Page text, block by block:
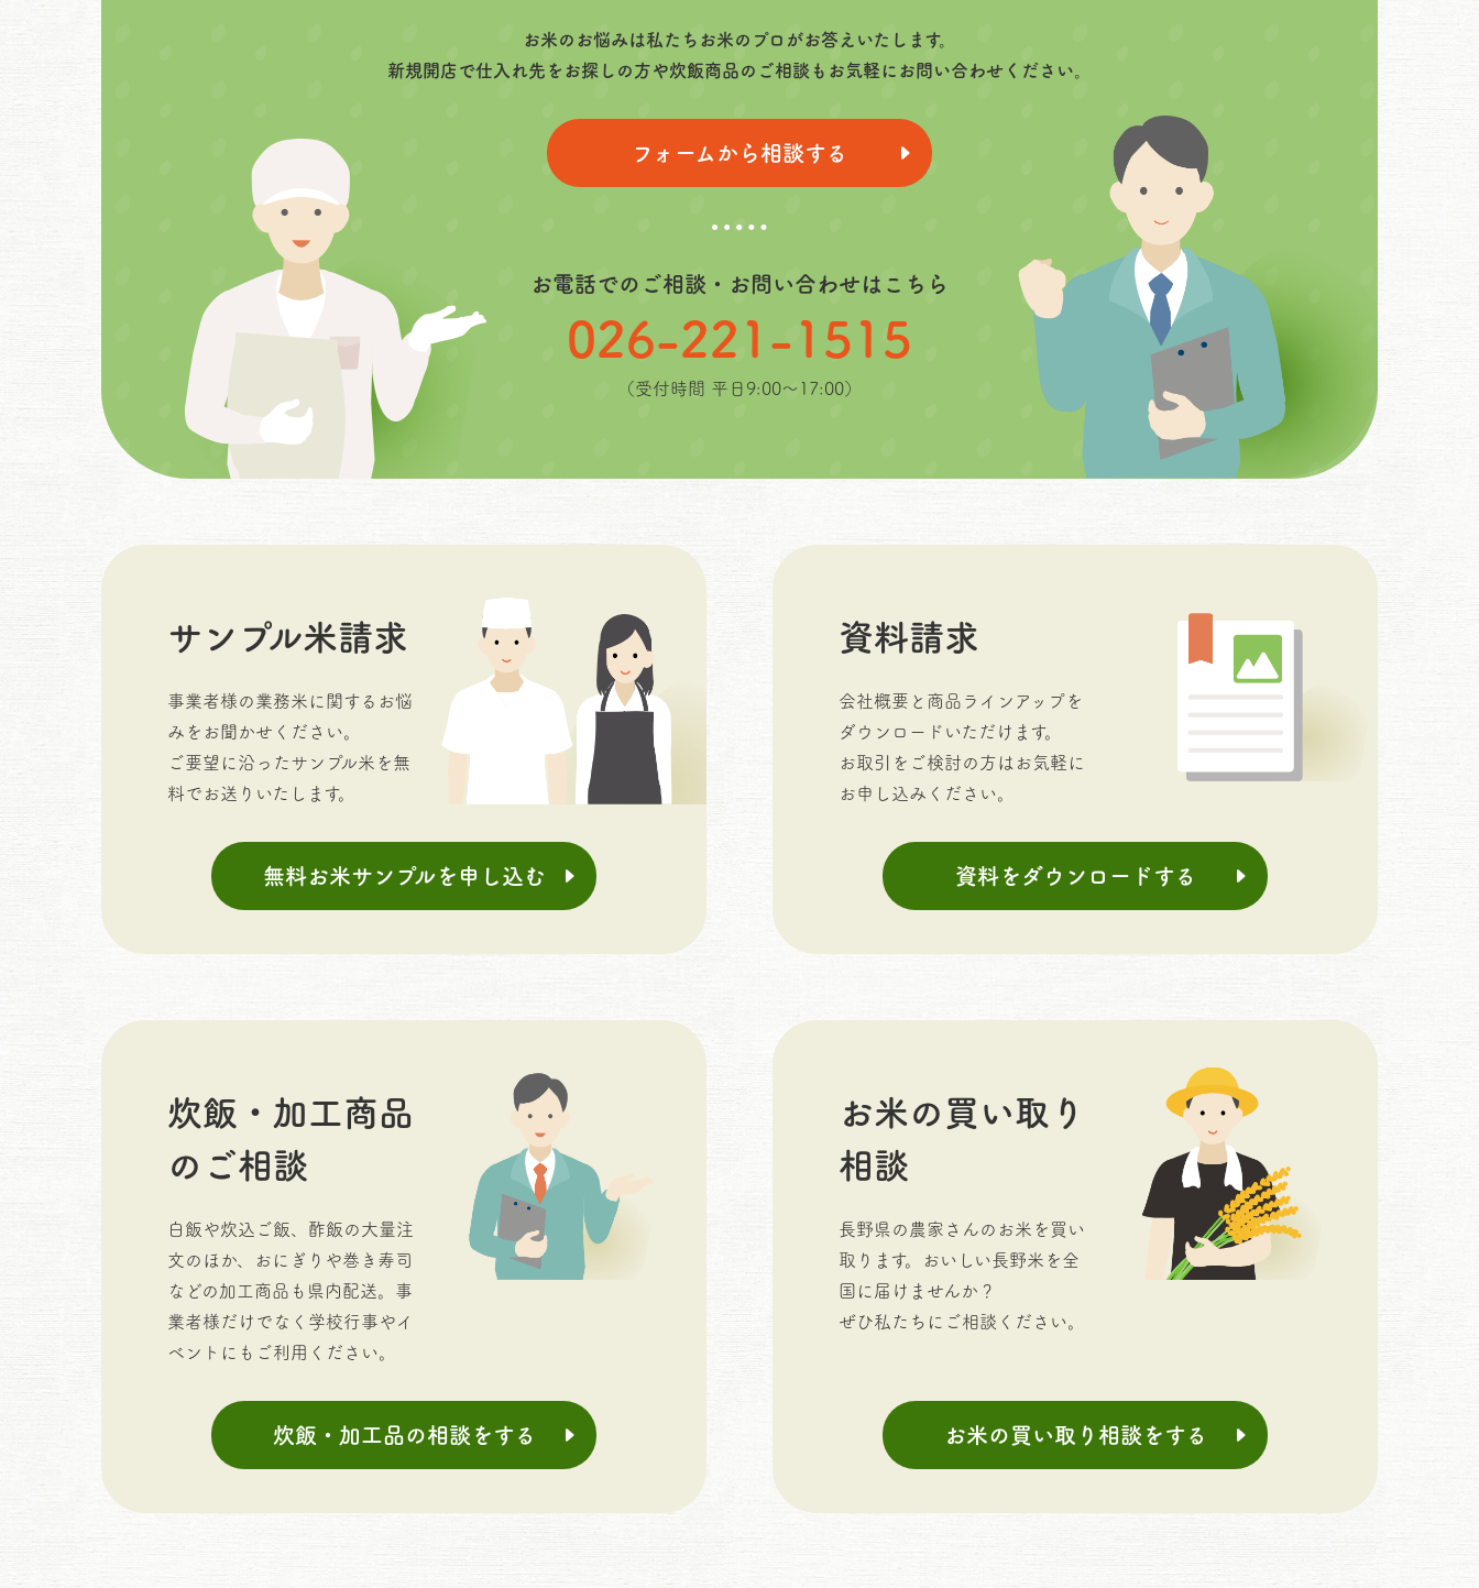
お米のお悩みは私たちお米のプロがお答えいたします。
新規開店で仕入れ先をお探しの方や炊飯商品のご相談もお気軽にお問い合わせください。
フォームから相談する
お電話でのご相談・お問い合わせはこちら
026-221-1515
（受付時間 平日9:00〜17:00）
サンプル米請求
事業者様の業務米に関するお悩
みをお聞かせください。
ご要望に沿ったサンプル米を無
料でお送りいたします。
無料お米サンプルを申し込む
資料請求
会社概要と商品ラインアップを
ダウンロードいただけます。
お取引をご検討の方はお気軽に
お申し込みください。
資料をダウンロードする
炊飯・加工商品
のご相談
白飯や炊込ご飯、酢飯の大量注
文のほか、おにぎりや巻き寿司
などの加工商品も県内配送。事
業者様だけでなく学校行事やイ
ベントにもご利用ください。
炊飯・加工品の相談をする
お米の買い取り
相談
長野県の農家さんのお米を買い
取ります。おいしい長野米を全
国に届けませんか？
ぜひ私たちにご相談ください。
お米の買い取り相談をする